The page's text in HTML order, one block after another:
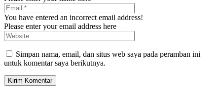
You have entered an incorrect email address!
Please enter your email address here
Simpan nama, email, dan situs web saya pada peramban ini
untuk komentar saya berikutnya.